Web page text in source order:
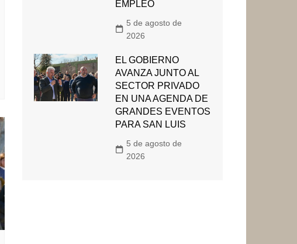
EMPLEO
5 de agosto de
2026
EL GOBIERNO
AVANZA JUNTO AL
SECTOR PRIVADO
EN UNA AGENDA DE
GRANDES EVENTOS
PARA SAN LUIS
5 de agosto de
2026